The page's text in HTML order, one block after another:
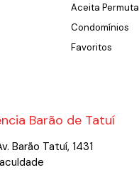
Aceita Permuta
Condomínios
Favoritos
Barão de Tatuí
Barão Tatuí, 1431